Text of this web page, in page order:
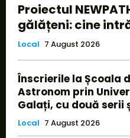
Proiectul
gălățeni: cine
Local 7 August 2026
Înscrierile la Școala
Astronom prin
Galați, cu două serii
Local 7 August 2026